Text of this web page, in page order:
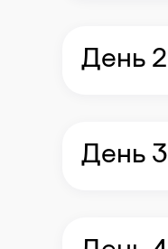
День 2
День 3